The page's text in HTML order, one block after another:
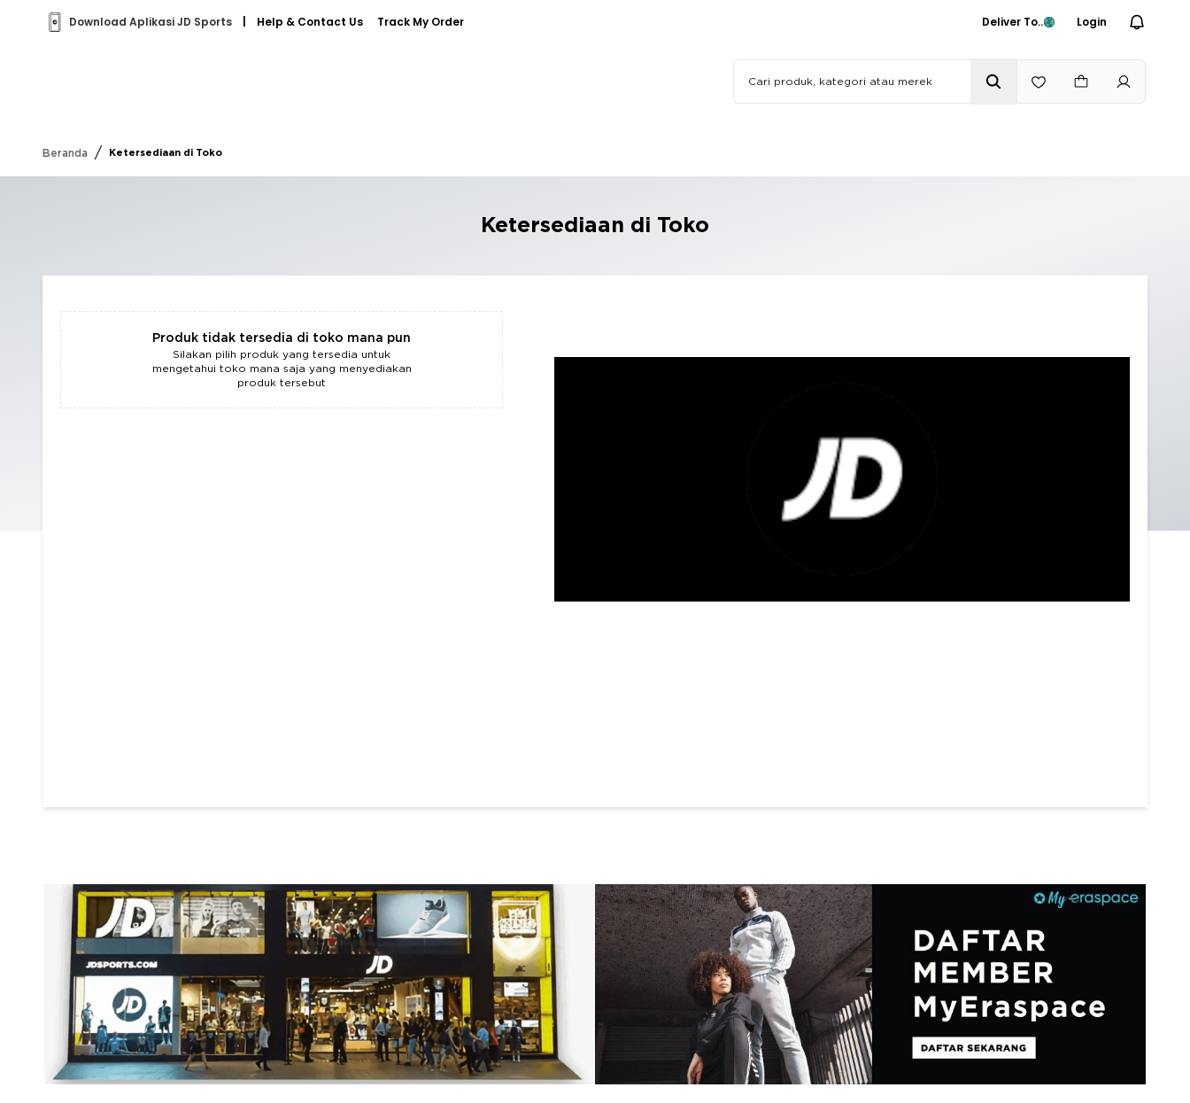
Download Aplikasi JD Sports Help & Contact Us Track My Order Deliver To.. Login
Beranda / Ketersediaan di Toko
Ketersediaan di Toko
Produk tidak tersedia di toko mana pun
Silakan pilih produk yang tersedia untuk
mengetahui toko mana saja yang menyediakan
produk tersebut